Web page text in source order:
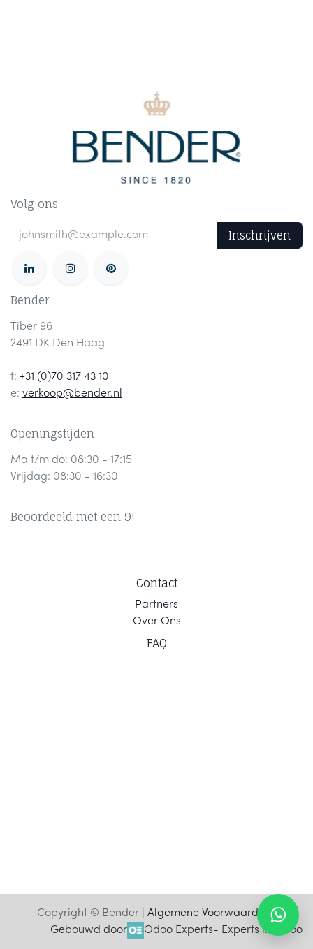
Volg ons
Inschrijven
Bender
Tiber 96
2491 DK Den Haag
t: +31 (0)70 317 43 10
e: verkoop@bender.nl
Openingstijden
Ma t/m do: 08:30 - 17:15
Vrijdag: 08:30 - 16:30
Beoordeeld met een 9!
Contact
Partners
Over Ons
FAQ
Copyright © Bender | Algemene Voorwaarden
Gebouwd door
Odoo Experts- Experts in Odoo